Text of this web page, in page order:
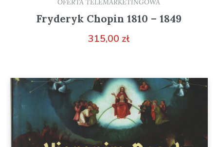
Fryderyk Chopin 1810 – 1849
315,00 zł